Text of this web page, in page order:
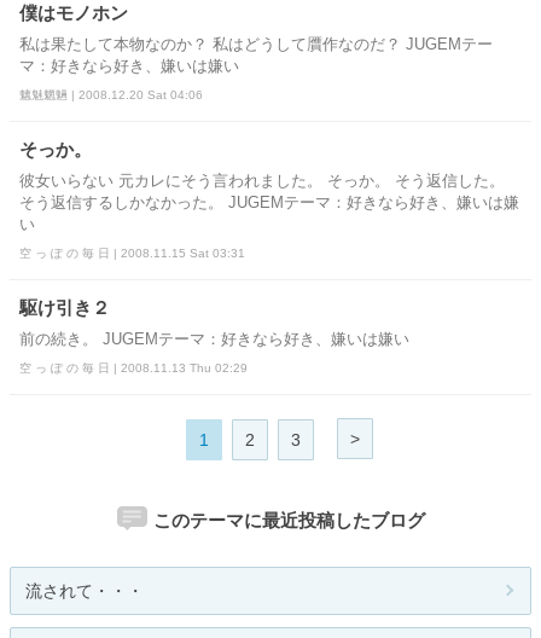
僕はモノホン
私は果たして本物なのか？ 私はどうして贋作なのだ？ JUGEMテー
マ：好きなら好き、嫌いは嫌い
魑魅魍魎 | 2008.12.20 Sat 04:06
そっか。
彼女いらない 元カレにそう言われました。 そっか。 そう返信した。
そう返信するしかなかった。 JUGEMテーマ：好きなら好き、嫌いは嫌
い
空 っ ぽ の 毎 日 | 2008.11.15 Sat 03:31
駆け引き２
前の続き。 JUGEMテーマ：好きなら好き、嫌いは嫌い
空 っ ぽ の 毎 日 | 2008.11.13 Thu 02:29
1 2 3 >
このテーマに最近投稿したブログ
流されて・・・